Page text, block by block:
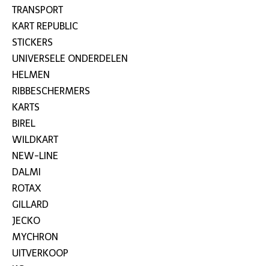
TRANSPORT
KART REPUBLIC
STICKERS
UNIVERSELE ONDERDELEN
HELMEN
RIBBESCHERMERS
KARTS
BIREL
WILDKART
NEW-LINE
DALMI
ROTAX
GILLARD
JECKO
MYCHRON
UITVERKOOP